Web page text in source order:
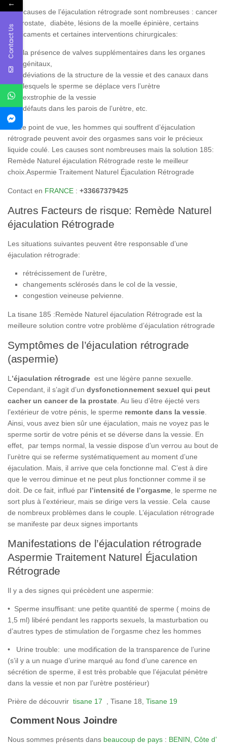
Lescauses de l’éjaculation rétrograde sont nombreuses : cancer
de prostate, diabète, lésions de la moelle épinière, certains
médicaments et certaines interventions chirurgicales:
la présence de valves supplémentaires dans les organes
génitaux,
déviations de la structure de la vessie et des canaux dans
lesquels le sperme se déplace vers l’urètre
exstrophie de la vessie
défauts dans les parois de l’urètre, etc.
De ce point de vue, les hommes qui souffrent d’éjaculation
rétrograde peuvent avoir des orgasmes sans voir le précieux
liquide coulé. Les causes sont nombreuses mais la solution 185:
Remède Naturel éjaculation Rétrograde reste le meilleur
choix.Aspermie Traitement Naturel Éjaculation Rétrograde
Contact en FRANCE : +33667379425
Autres Facteurs de risque: Remède Naturel
éjaculation Rétrograde
Les situations suivantes peuvent être responsable d’une
éjaculation rétrograde:
rétrécissement de l’urètre,
changements sclérosés dans le col de la vessie,
congestion veineuse pelvienne.
La tisane 185 :Remède Naturel éjaculation Rétrograde est la
meilleure solution contre votre problème d’éjaculation rétrograde
Symptômes de l’éjaculation rétrograde
(aspermie)
L ’éjaculation rétrograde est une légère panne sexuelle.
Cependant, il s’agit d’un dysfonctionnement sexuel qui peut
cacher un cancer de la prostate . Au lieu d’être éjecté vers
l’extérieur de votre pénis, le sperme remonte dans la vessie
Ainsi, vous avez bien sûr une éjaculation, mais ne voyez pas le
sperme sortir de votre pénis et se déverse dans la vessie. En
effet, par temps normal, la vessie dispose d’un verrou au bout de
l’urètre qui se referme systématiquement au moment d’une
éjaculation. Mais, il arrive que cela fonctionne mal. C’est à dire
que le verrou diminue et ne peut plus fonctionner comme il se
doit. De ce fait, influé par l’intensité de l’orgasme , le sperme ne
sort plus à l’extérieur, mais se dirige vers la vessie. Cela cause
de nombreux problèmes dans le couple. L’éjaculation rétrograde
se manifeste par deux signes importants
Manifestations de l’éjaculation rétrograde
Aspermie Traitement Naturel Éjaculation
Rétrograde
Il y a des signes qui précèdent une aspermie:
• Sperme insuffisant: une petite quantité de sperme ( moins de
1,5 ml) libéré pendant les rapports sexuels, la masturbation ou
d’autres types de stimulation de l’orgasme chez les hommes
• Urine trouble: une modification de la transparence de l’urine
(s’il y a un nuage d’urine marqué au fond d’une carence en
sécrétion de sperme, il est très probable que l’éjaculat pénètre
dans la vessie et non par l’urètre postérieur)
Prière de découvrir tisane 17 , Tisane 18, Tisane 19
Comment Nous Joindre
Nous sommes présents dans beaucoup de pays : BENIN, Côte d’
←
Contact Us